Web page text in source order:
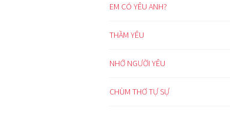
EM CÓ YÊU ANH?
THẦM YÊU
NHỚ NGƯỜI YÊU
CHÙM THƠ TỰ SỰ